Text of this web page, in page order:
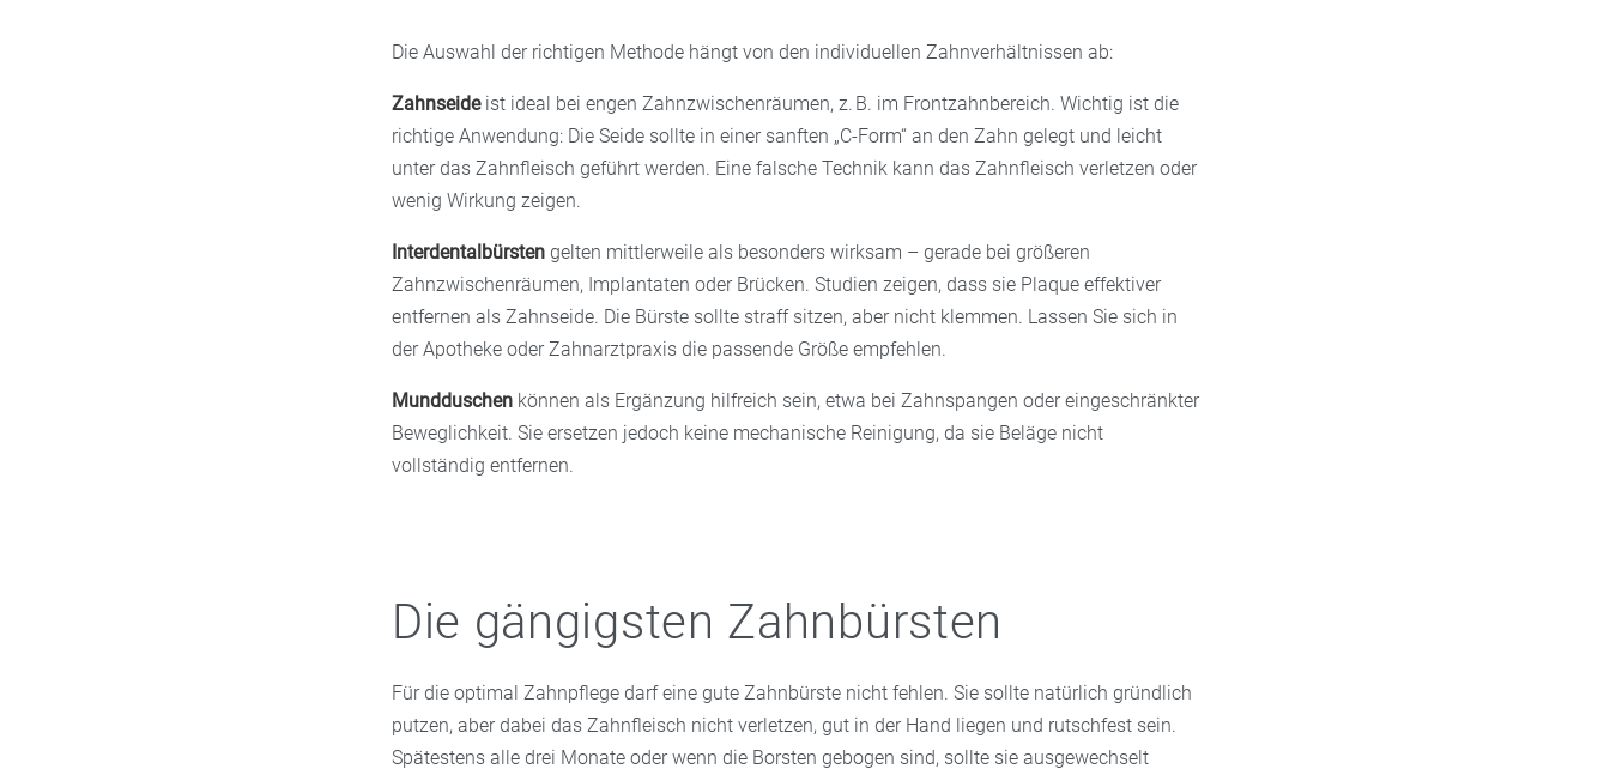
Die Auswahl der richtigen Methode hängt von den individuellen Zahnverhältnissen ab:
Zahnseideist ideal bei engen Zahnzwischenräumen, z. B. im Frontzahnbereich. Wichtig ist die
richtige Anwendung: Die Seide sollte in einer sanften „C-Form“ an den Zahn gelegt und leicht
unter das Zahnfleisch geführt werden. Eine falsche Technik kann das Zahnfleisch verletzen oder
wenig Wirkung zeigen.
Interdentalbürstengelten mittlerweile als besonders wirksam – gerade bei größeren
Zahnzwischenräumen, Implantaten oder Brücken. Studien zeigen, dass sie Plaque effektiver
entfernen als Zahnseide. Die Bürste sollte straff sitzen, aber nicht klemmen. Lassen Sie sich in
der Apotheke oder Zahnarztpraxis die passende Größe empfehlen.
Mundduschenkönnen als Ergänzung hilfreich sein, etwa bei Zahnspangen oder eingeschränkter
Beweglichkeit. Sie ersetzen jedoch keine mechanische Reinigung, da sie Beläge nicht
vollständig entfernen.
Die gängigsten Zahnbürsten
Für die optimal Zahnpflege darf eine gute Zahnbürste nicht fehlen. Sie sollte natürlich gründlich
putzen, aber dabei das Zahnfleisch nicht verletzen, gut in der Hand liegen und rutschfest sein.
Spätestens alle drei Monate oder wenn die Borsten gebogen sind, sollte sie ausgewechselt